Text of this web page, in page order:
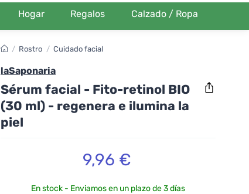
Hogar Regalos Calzado / Ropa
/ Rostro / Cuidado facial
laSaponaria
Sérum facial - Fito-retinol BIO
(30 ml) - regenera e ilumina la
piel
9,96 €
En stock - Enviamos en un plazo de 3 días